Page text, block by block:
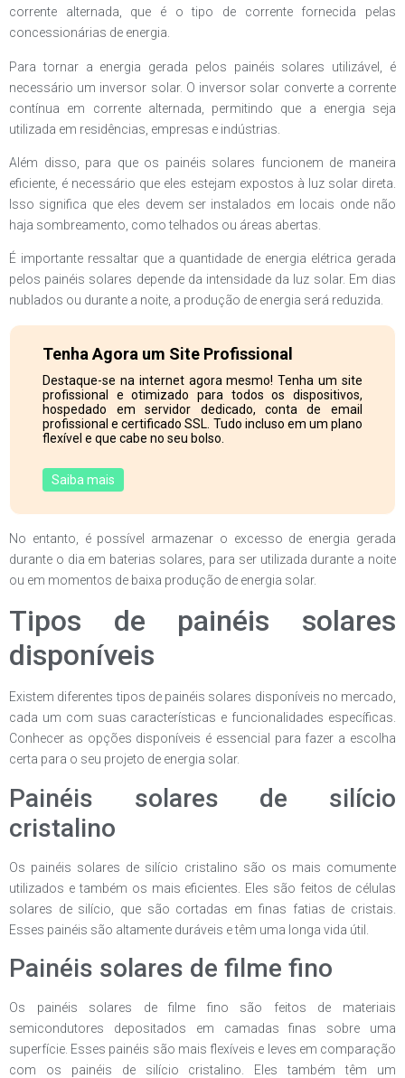
corrente alternada, que é o tipo de corrente fornecida pelas
concessionárias de energia.
Para tornar a energia gerada pelos painéis solares utilizável, é
necessário um inversor solar. O inversor solar converte a corrente
contínua em corrente alternada, permitindo que a energia seja
utilizada em residências, empresas e indústrias.
Além disso, para que os painéis solares funcionem de maneira
eficiente, é necessário que eles estejam expostos à luz solar direta.
Isso significa que eles devem ser instalados em locais onde não
haja sombreamento, como telhados ou áreas abertas.
É importante ressaltar que a quantidade de energia elétrica gerada
pelos painéis solares depende da intensidade da luz solar. Em dias
nublados ou durante a noite, a produção de energia será reduzida.
Tenha Agora um Site Profissional
Destaque-se na internet agora mesmo! Tenha um site
profissional e otimizado para todos os dispositivos,
hospedado em servidor dedicado, conta de email
profissional e certificado SSL. Tudo incluso em um plano
flexível e que cabe no seu bolso.
Saiba mais
No entanto, é possível armazenar o excesso de energia gerada
durante o dia em baterias solares, para ser utilizada durante a noite
ou em momentos de baixa produção de energia solar.
Tipos de painéis solares
disponíveis
Existem diferentes tipos de painéis solares disponíveis no mercado,
cada um com suas características e funcionalidades específicas.
Conhecer as opções disponíveis é essencial para fazer a escolha
certa para o seu projeto de energia solar.
Painéis solares de silício
cristalino
Os painéis solares de silício cristalino são os mais comumente
utilizados e também os mais eficientes. Eles são feitos de células
solares de silício, que são cortadas em finas fatias de cristais.
Esses painéis são altamente duráveis e têm uma longa vida útil.
Painéis solares de filme fino
Os painéis solares de filme fino são feitos de materiais
semicondutores depositados em camadas finas sobre uma
superfície. Esses painéis são mais flexíveis e leves em comparação
com os painéis de silício cristalino. Eles também têm um